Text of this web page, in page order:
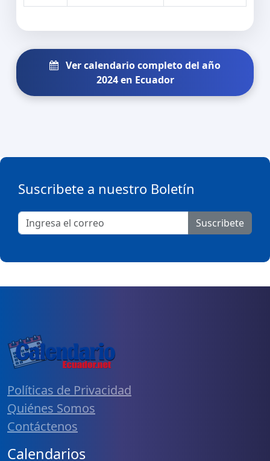
Ver calendario completo del año
2024 en Ecuador
Suscribete a nuestro Boletín
Suscribete
Políticas de Privacidad
Quiénes Somos
Contáctenos
Calendarios